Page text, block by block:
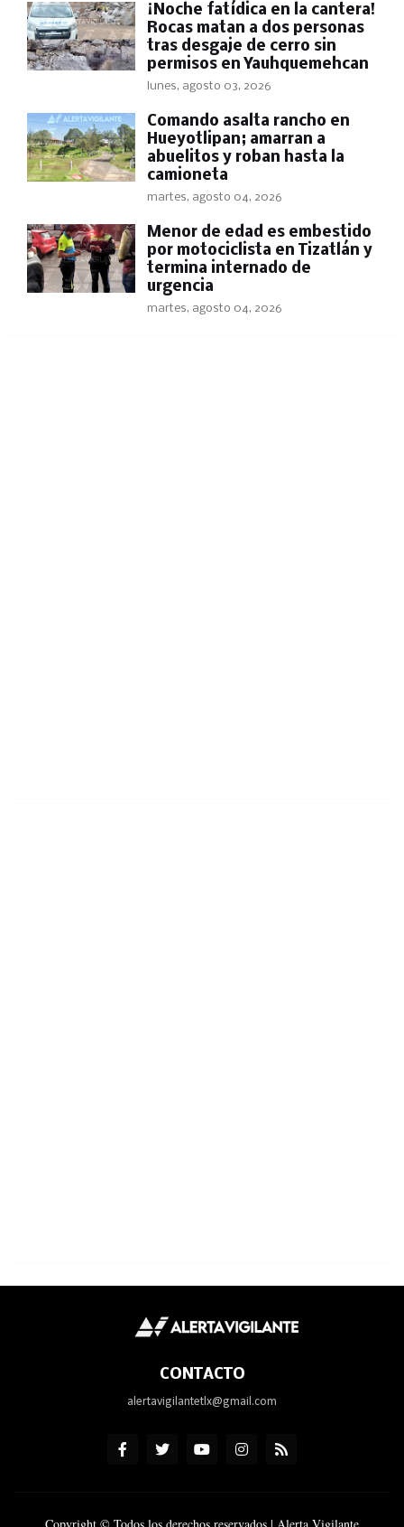
​¡Noche fatídica en la cantera!
Rocas matan a dos personas
tras desgaje de cerro sin
permisos en Yauhquemehcan
lunes, agosto 03, 2026
Comando asalta rancho en
Hueyotlipan; amarran a
abuelitos y roban hasta la
camioneta
martes, agosto 04, 2026
Menor de edad es embestido
por motociclista en Tizatlán y
termina internado de
urgencia
martes, agosto 04, 2026
CONTACTO
alertavigilantetlx@gmail.com
Copyright © Todos los derechos reservados | Alerta Vigilante